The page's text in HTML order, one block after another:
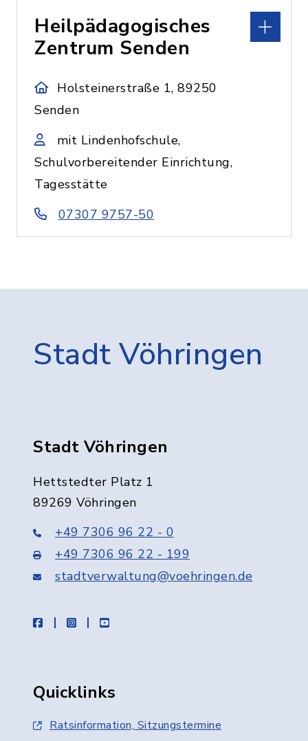
Heilpädagogisches
Zentrum Senden
Holsteinerstraße 1, 89250
Senden
mit Lindenhofschule,
Schulvorbereitender Einrichtung,
Tagesstätte
07307 9757-50
Stadt Vöhringen
Stadt Vöhringen
Hettstedter Platz 1
89269 Vöhringen
+49 7306 96 22 - 0
+49 7306 96 22 - 199
stadtverwaltung@voehringen.de
facebookinstagramyoutube
Quicklinks
Ratsinformation, Sitzungstermine